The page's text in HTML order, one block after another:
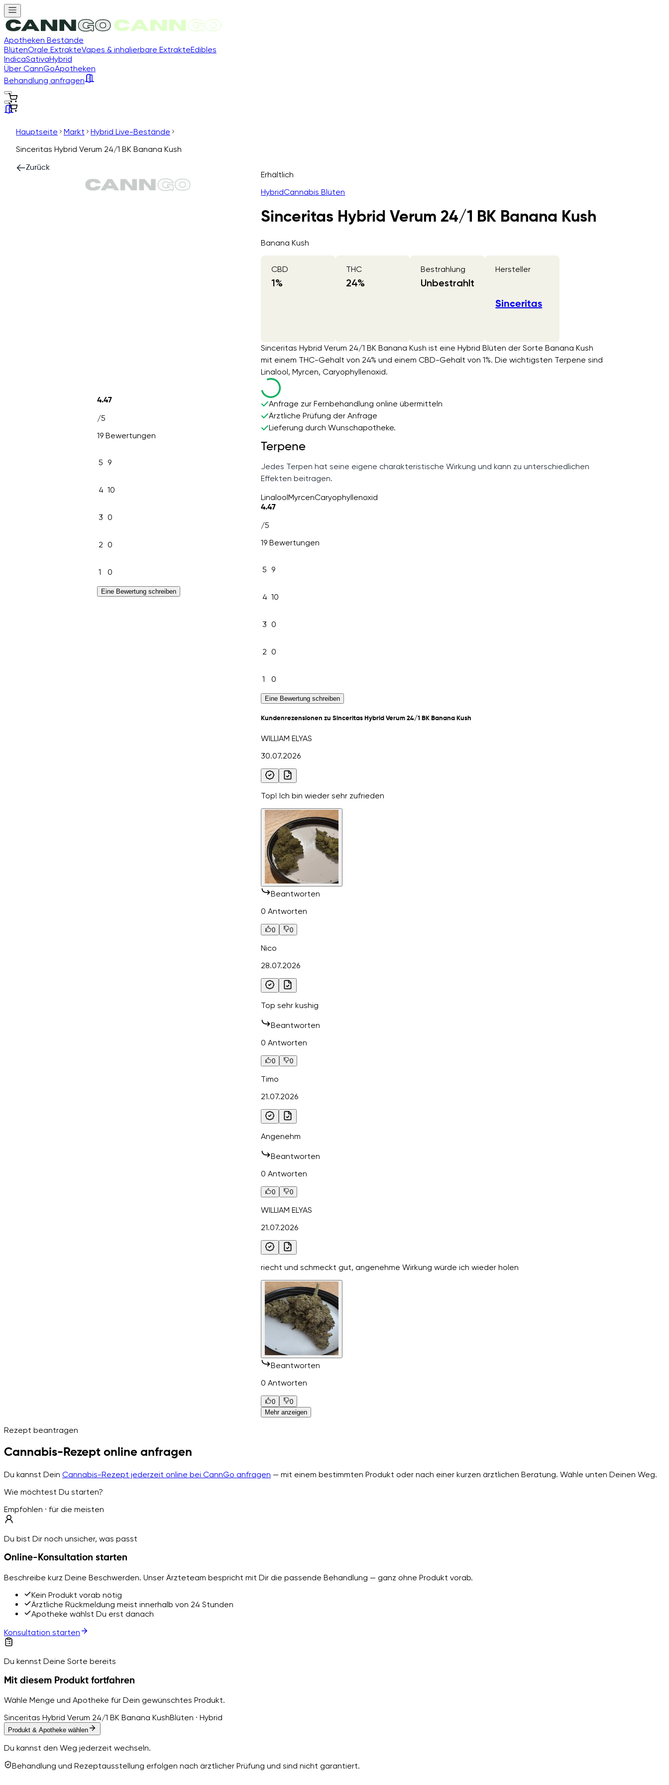
Apotheken Bestände
BlütenOrale ExtrakteVapes & inhalierbare ExtrakteEdibles
IndicaSativaHybrid
Über CannGoApotheken
Behandlung anfragen
Hauptseite Markt
Hybrid Live-Bestände
Sinceritas Hybrid Verum 24/1 BK Banana Kush
Zurück
4.47
/5
19 Bewertungen
5 9
4 10
3 0
2 0
1 0
Eine Bewertung schreiben
Erhältlich
HybridCannabis Blüten
Sinceritas Hybrid Verum 24/1 BK Banana Kush
Banana Kush
CBD
1%
THC
24%
Bestrahlung
Unbestrahlt
Hersteller
Sinceritas
Sinceritas Hybrid Verum 24/1 BK Banana Kush ist eine Hybrid Blüten der Sorte Banana Kush
mit einem THC-Gehalt von 24% und einem CBD-Gehalt von 1%. Die wichtigsten Terpene sind
Linalool, Myrcen, Caryophyllenoxid.
Anfrage zur Fernbehandlung online übermitteln
Ärztliche Prüfung der Anfrage
Lieferung durch Wunschapotheke.
Terpene
Jedes Terpen hat seine eigene charakteristische Wirkung und kann zu unterschiedlichen
Effekten beitragen.
LinaloolMyrcenCaryophyllenoxid
4.47
/5
19 Bewertungen
5 9
4 10
3 0
2 0
1 0
Eine Bewertung schreiben
Kundenrezensionen zu Sinceritas Hybrid Verum 24/1 BK Banana Kush
WILLIAM ELYAS
30.07.2026
Top! Ich bin wieder sehr zufrieden
Beantworten
0 Antworten
0 0
Nico
28.07.2026
Top sehr kushig
Beantworten
0 Antworten
0 0
Timo
21.07.2026
Angenehm
Beantworten
0 Antworten
0 0
WILLIAM ELYAS
21.07.2026
riecht und schmeckt gut, angenehme Wirkung würde ich wieder holen
Beantworten
0 Antworten
0
0
Mehr anzeigen
Rezept beantragen
Cannabis-Rezept online anfragen
Du kannst Dein Cannabis-Rezept jederzeit online bei CannGo anfragen — mit einem bestimmten Produkt oder nach einer kurzen ärztlichen Beratung. Wähle unten Deinen Weg.
Wie möchtest Du starten?
Empfohlen · für die meisten
Du bist Dir noch unsicher, was passt
Online-Konsultation starten
Beschreibe kurz Deine Beschwerden. Unser Ärzteteam bespricht mit Dir die passende Behandlung — ganz ohne Produkt vorab.
Kein Produkt vorab nötig
Ärztliche Rückmeldung meist innerhalb von 24 Stunden
Apotheke wählst Du erst danach
Konsultation starten
Du kennst Deine Sorte bereits
Mit diesem Produkt fortfahren
Wähle Menge und Apotheke für Dein gewünschtes Produkt.
Sinceritas Hybrid Verum 24/1 BK Banana KushBlüten · Hybrid
Produkt & Apotheke wählen
Du kannst den Weg jederzeit wechseln.
Behandlung und Rezeptausstellung erfolgen nach ärztlicher Prüfung und sind nicht garantiert.